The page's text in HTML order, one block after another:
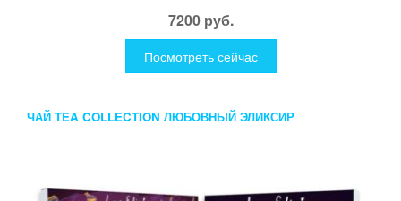
7200 руб.
Посмотреть сейчас
ЧАЙ TEA COLLECTION ЛЮБОВНЫЙ ЭЛИКСИР